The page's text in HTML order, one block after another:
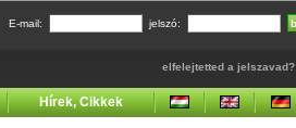
E-mail: jelszó:
elfelejtetted a jelszavad?
Hírek, Cikkek